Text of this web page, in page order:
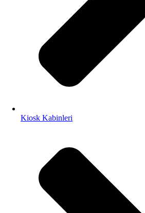
Kiosk Kabinleri